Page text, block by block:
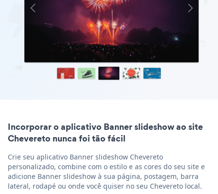
Incorporar o aplicativo Banner slideshow ao site
Chevereto nunca foi tão fácil
Crie seu aplicativo Banner slideshow Chevereto
personalizado, combine com o estilo e as cores do seu site e
adicione Banner slideshow à sua página, postagem, barra
lateral, rodapé ou onde você quiser no seu Chevereto local.